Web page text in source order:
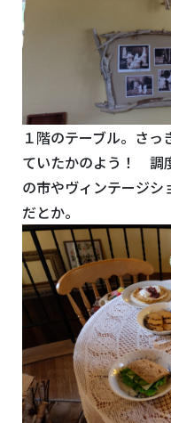
１階のテーブル。さ
ていたかのよう！ 調
の市やヴィンテージシ
だとか。